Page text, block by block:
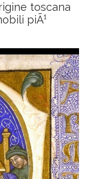
toscana
piÃ¹